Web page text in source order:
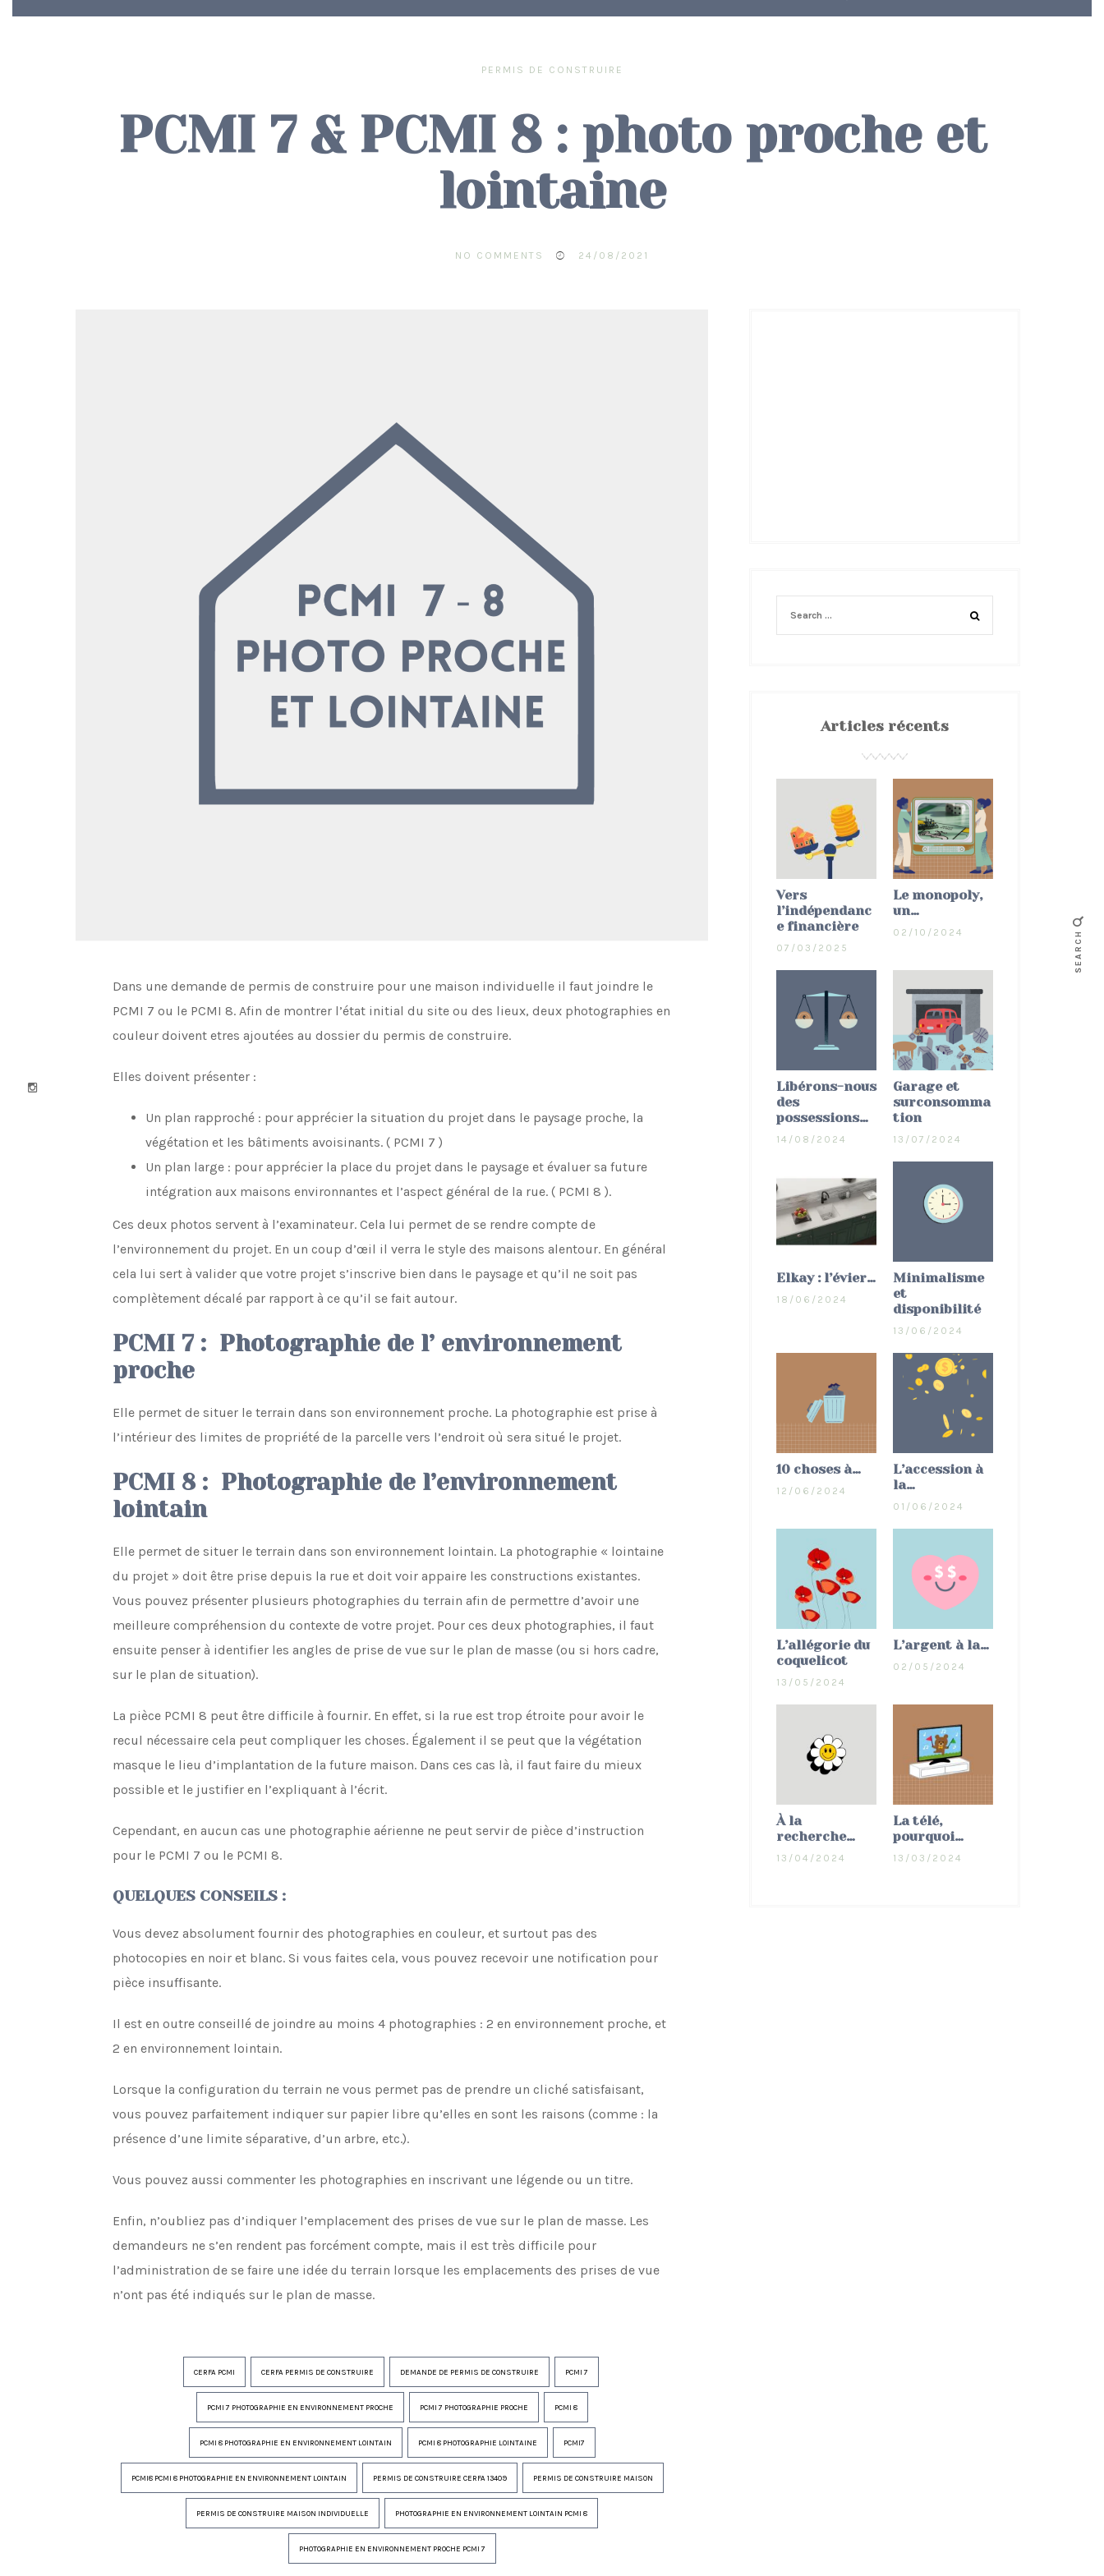
PERMIS DE CONSTRUIRE
PCMI 7 & PCMI 8 : photo proche et
lointaine
NO COMMENTS 24/08/2021
Dans une demande de permis de construire pour une maison individuelle il faut joindre le
PCMI 7 ou le PCMI 8. Afin de montrer l’état initial du site ou des lieux, deux photographies en
couleur doivent etres ajoutées au dossier du permis de construire.
Elles doivent présenter :
Un plan rapproché : pour apprécier la situation du projet dans le paysage proche, la
végétation et les bâtiments avoisinants. ( PCMI 7 )
Un plan large : pour apprécier la place du projet dans le paysage et évaluer sa future
intégration aux maisons environnantes et l’aspect général de la rue. ( PCMI 8 ).
Ces deux photos servent à l’examinateur. Cela lui permet de se rendre compte de
l’environnement du projet. En un coup d’œil il verra le style des maisons alentour. En général
cela lui sert à valider que votre projet s’inscrive bien dans le paysage et qu’il ne soit pas
complètement décalé par rapport à ce qu’il se fait autour.
PCMI 7 : Photographie de l’ environnement
proche
Elle permet de situer le terrain dans son environnement proche. La photographie est prise à
l’intérieur des limites de propriété de la parcelle vers l’endroit où sera situé le projet.
PCMI 8 : Photographie de l’environnement
lointain
Elle permet de situer le terrain dans son environnement lointain. La photographie « lointaine
du projet » doit être prise depuis la rue et doit voir appaire les constructions existantes.
Vous pouvez présenter plusieurs photographies du terrain afin de permettre d’avoir une
meilleure compréhension du contexte de votre projet. Pour ces deux photographies, il faut
ensuite penser à identifier les angles de prise de vue sur le plan de masse (ou si hors cadre,
sur le plan de situation).
La pièce PCMI 8 peut être difficile à fournir. En effet, si la rue est trop étroite pour avoir le
recul nécessaire cela peut compliquer les choses. Également il se peut que la végétation
masque le lieu d’implantation de la future maison. Dans ces cas là, il faut faire du mieux
possible et le justifier en l’expliquant à l’écrit.
Cependant, en aucun cas une photographie aérienne ne peut servir de pièce d’instruction
pour le PCMI 7 ou le PCMI 8.
QUELQUES CONSEILS :
Vous devez absolument fournir des photographies en couleur, et surtout pas des
photocopies en noir et blanc. Si vous faites cela, vous pouvez recevoir une notification pour
pièce insuffisante.
Il est en outre conseillé de joindre au moins 4 photographies : 2 en environnement proche, et
2 en environnement lointain.
Lorsque la configuration du terrain ne vous permet pas de prendre un cliché satisfaisant,
vous pouvez parfaitement indiquer sur papier libre qu’elles en sont les raisons (comme : la
présence d’une limite séparative, d’un arbre, etc.).
Vous pouvez aussi commenter les photographies en inscrivant une légende ou un titre.
Enfin, n’oubliez pas d’indiquer l’emplacement des prises de vue sur le plan de masse. Les
demandeurs ne s’en rendent pas forcément compte, mais il est très difficile pour
l’administration de se faire une idée du terrain lorsque les emplacements des prises de vue
n’ont pas été indiqués sur le plan de masse.
CERFA PCMI CERFA PERMIS DE CONSTRUIRE DEMANDE DE PERMIS DE CONSTRUIRE PCMI 7
PCMI 7 PHOTOGRAPHIE EN ENVIRONNEMENT PROCHE PCMI 7 PHOTOGRAPHIE PROCHE PCMI 8
PCMI 8 PHOTOGRAPHIE EN ENVIRONNEMENT LOINTAIN PCMI 8 PHOTOGRAPHIE LOINTAINE PCMI7
PCMI8 PCMI 8 PHOTOGRAPHIE EN ENVIRONNEMENT LOINTAIN PERMIS DE CONSTRUIRE CERFA 13409 PERMIS DE CONSTRUIRE MAISON
PERMIS DE CONSTRUIRE MAISON INDIVIDUELLE PHOTOGRAPHIE EN ENVIRONNEMENT LOINTAIN PCMI 8
PHOTOGRAPHIE EN ENVIRONNEMENT PROCHE PCMI 7
Articles récents
Vers
l’indépendanc
e financière
07/03/2025
Le monopoly,
un…
02/10/2024
Libérons-nous
des
possessions…
14/08/2024
Garage et
surconsomma
tion
13/07/2024
Elkay : l’évier…
18/06/2024
Minimalisme
et
disponibilité
13/06/2024
10 choses à…
12/06/2024
L’accession à
la…
01/06/2024
L’allégorie du
coquelicot
13/05/2024
L’argent à la…
02/05/2024
À la
recherche…
13/04/2024
La télé,
pourquoi…
13/03/2024
SEARCH